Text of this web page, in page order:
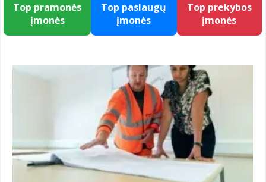
Top pramonės
įmonės
Top paslaugų
įmonės
Top prekybos
įmonės